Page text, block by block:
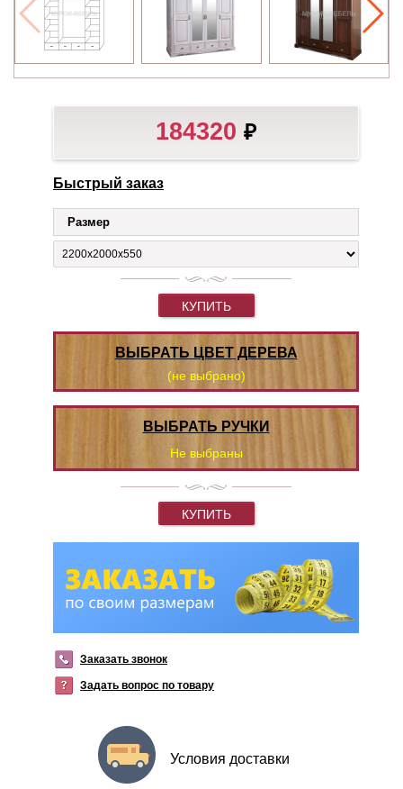
184320 ₽
Быстрый заказ
Размер
КУПИТЬ
ВЫБРАТЬ ЦВЕТ ДЕРЕВА
(не выбрано)
ВЫБРАТЬ РУЧКИ
Не выбраны
КУПИТЬ
Заказать звонок
Задать вопрос по товару
Условия доставки